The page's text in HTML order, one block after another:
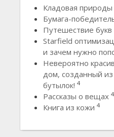
Кладовая природы
Бумага-
Путешествие букв
Starfield
и зачем нужно
Невероятно
дом, созданный
бутылок! 4
Рассказы о вещах 4
Книга из кожи 4